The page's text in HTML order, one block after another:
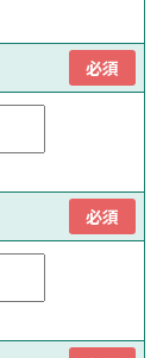
必須
必須